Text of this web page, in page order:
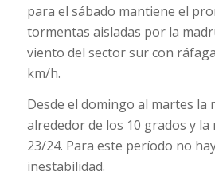
para el sábado mantiene el
tormentas aisladas por la
viento del sector sur con
km/h.
Desde el domingo al martes la
alrededor de los 10 grados y la
23/24. Para este período no
inestabilidad.